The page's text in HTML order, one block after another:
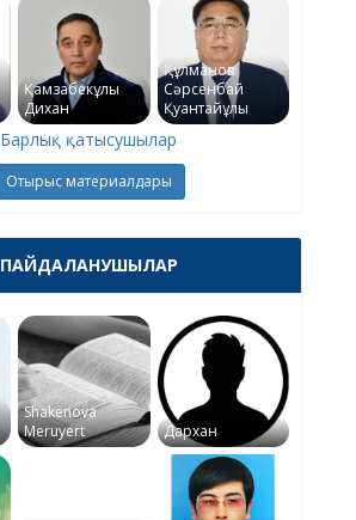
Қамзабекұлы
Дихан
Құлманов
Сәрсенбай
Қуантайұлы
Барлық қатысушылар
Отырыс материалдары
ПАЙДАЛАНУШЫЛАР
Shakenova
Meruyert
Дархан